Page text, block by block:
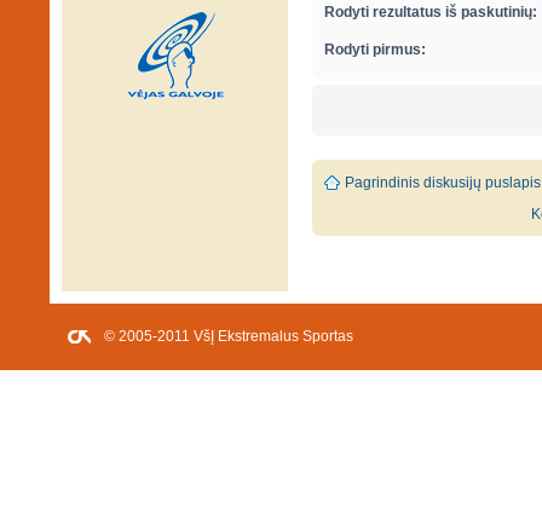
Rodyti rezultatus iš paskutinių:
Rodyti pirmus:
Pagrindinis diskusijų puslapis
© 2005-2011 VšĮ Ekstremalus Sportas